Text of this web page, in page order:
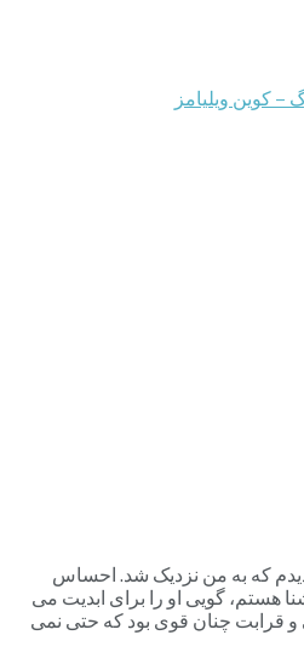
دیدم که به من نزدیک شد. احساس
هستم، گویی او را برای ابدیت می
و قرابت چنان قوی بود که حتی نمی